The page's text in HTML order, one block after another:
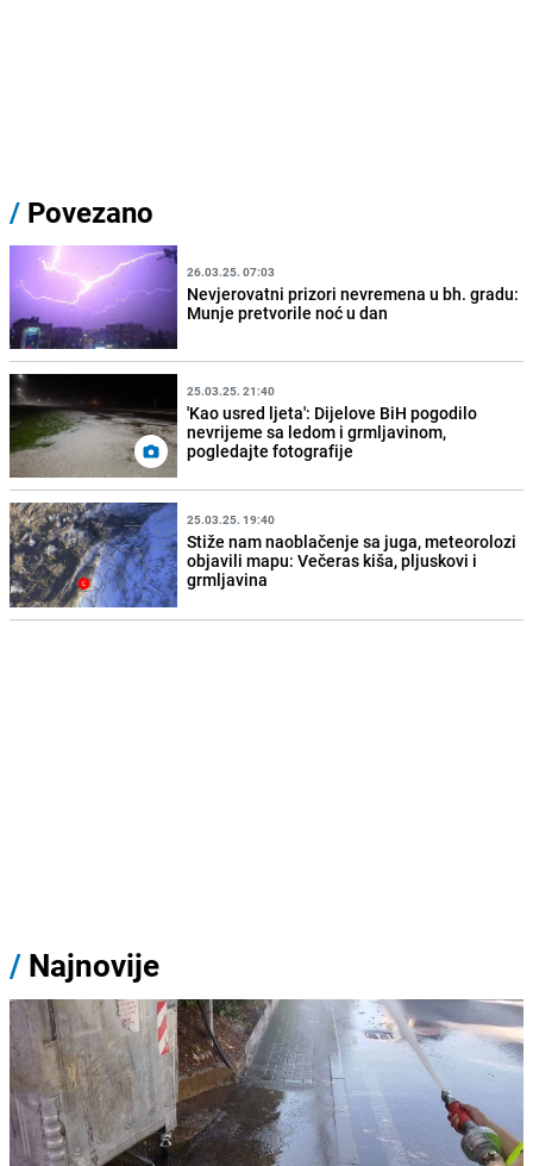
/ Povezano
26.03.25. 07:03
Nevjerovatni prizori nevremena u bh. gradu:
Munje pretvorile noć u dan
25.03.25. 21:40
'Kao usred ljeta': Dijelove BiH pogodilo
nevrijeme sa ledom i grmljavinom,
pogledajte fotografije
25.03.25. 19:40
Stiže nam naoblačenje sa juga, meteorolozi
objavili mapu: Večeras kiša, pljuskovi i
grmljavina
/ Najnovije